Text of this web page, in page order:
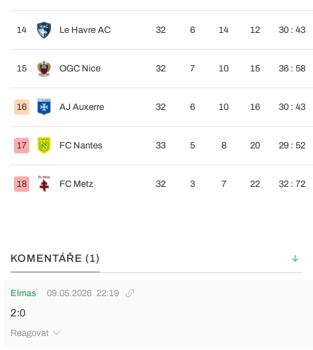
14 Le Havre AC 32 6 14 12 30 : 43
15 OGC Nice 32 7 10 15 36 : 58
16 AJ Auxerre 32 6 10 16 30 : 43
17 FC Nantes 33 5 8 20 29 : 52
18 FC Metz 32 3 7 22 32 : 72
KOMENTÁŘE (1)
Elmas 09.05.2026 22:19
2:0
Reagovat